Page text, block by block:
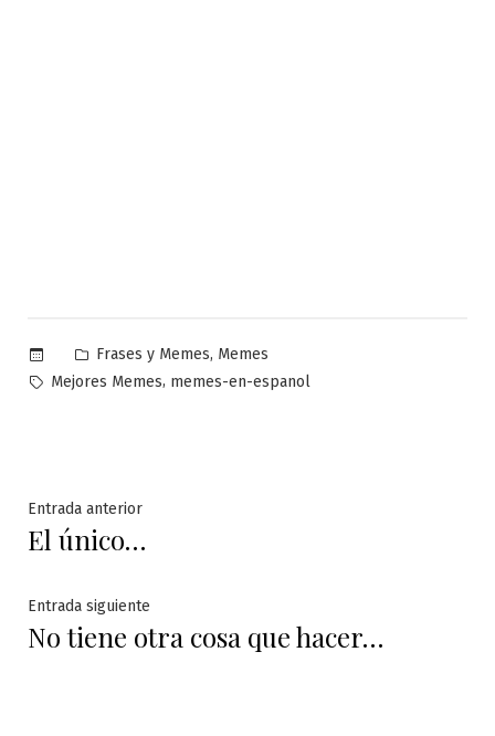
Publicado
en
Frases y Memes, Memes
Etiquetas:
Mejores Memes, memes-en-espanol
Navegación
de
entradas
Entrada anteriorEntrada
El único…
Entrada siguiente
siguiente:
No tiene otra cosa que hacer…